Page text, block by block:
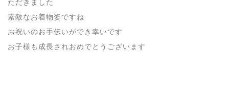
ただきました
素敵なお着物姿ですね
お祝いのお手伝いができ幸いです
お子様も成長されおめでとうございます